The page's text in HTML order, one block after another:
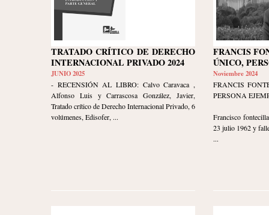
TRATADO CRÍTICO DE DERECHO
INTERNACIONAL PRIVADO 2024
JUNIO 2025
- RECENSIÓN AL LIBRO: Calvo Caravaca ,
Alfonso Luis y Carrascosa González, Javier,
Tratado crítico de Derecho Internacional Privado, 6
volúmenes, Edisofer, ...
FRANCIS
ÚNICO,
Noviembre 2024
FRANCIS
PERSONA
Francisco
23 julio 1962 y
...